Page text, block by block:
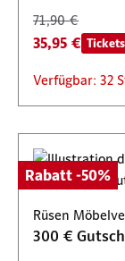
71,90 €
35,95 €
Verfügbar: 32
Rabatt -50%
Rüsen
300 €